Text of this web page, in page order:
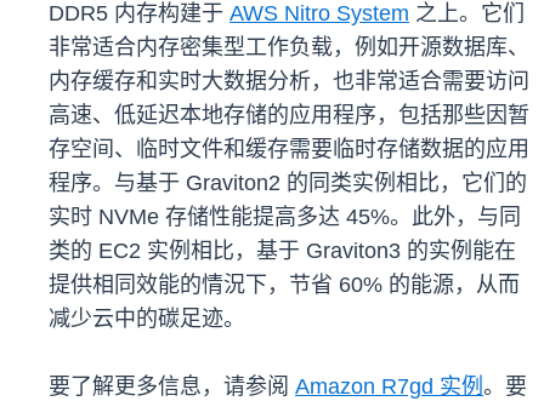
DDR5 内存构建于 AWS Nitro System 之上。它们
非常适合内存密集型工作负载，例如开源数据库、
内存缓存和实时大数据分析，也非常适合需要访问
高速、低延迟本地存储的应用程序，包括那些因暂
存空间、临时文件和缓存需要临时存储数据的应用
程序。与基于 Graviton2 的同类实例相比，它们的
实时 NVMe 存储性能提高多达 45%。此外，与同
类的 EC2 实例相比，基于 Graviton3 的实例能在
提供相同效能的情況下，节省 60% 的能源，从而
减少云中的碳足迹。
要了解更多信息，请参阅 Amazon R7gd 实例 。要